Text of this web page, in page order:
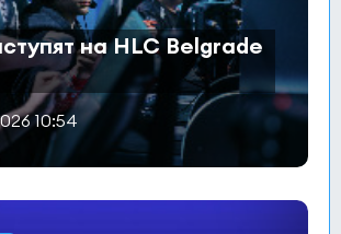
на HLC Belgrade
10:54